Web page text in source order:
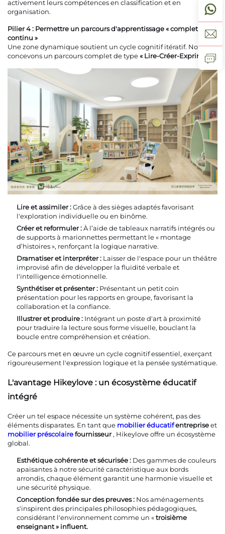
activement leurs compétences en classification et en
organisation.
Pilier 4 : Permettre un parcours d'apprentissage « complet et
continu »
Une zone dynamique soutient un cycle cognitif itératif. Nous
concevons un parcours complet de type« Lire-Créer-Exprimer »
Lire et assimiler :Grâce à des sièges adaptés favorisant
l'exploration individuelle ou en binôme.
Créer et reformuler :À l’aide de tableaux narratifs intégrés ou
de supports à marionnettes permettant le « montage
d’histoires », renforçant la logique narrative.
Dramatiser et interpréter : Laisser de l'espace pour un théâtre
improvisé afin de développer la fluidité verbale et
l'intelligence émotionnelle.
Synthétiser et présenter : Présentant un petit coin
présentation pour les rapports en groupe, favorisant la
collaboration et la confiance.
Illustrer et produire : Intégrant un poste d'art à proximité
pour traduire la lecture sous forme visuelle, bouclant la
boucle entre compréhension et création.
Ce parcours met en œuvre un cycle cognitif essentiel, exerçant
rigoureusement l'expression logique et la pensée systématique.
L'avantage Hikeylove : un écosystème éducatif
intégré
Créer un tel espace nécessite un système cohérent, pas des
éléments disparates. En tant que mobilier éducatifentrepriseet
mobilier préscolairefournisseur, Hikeylove offre un écosystème
global.
Esthétique cohérente et sécurisée : Des gammes de couleurs
apaisantes à notre sécurité caractéristique aux bords
arrondis, chaque élément garantit une harmonie visuelle et
une sécurité physique.
Conception fondée sur des preuves : Nos aménagements
s'inspirent des principales philosophies pédagogiques,
considérant l'environnement comme un «troisième
enseignant » influent.